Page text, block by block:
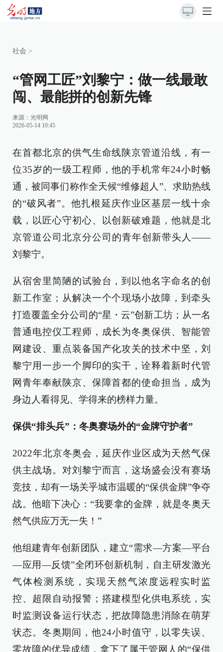
社会 >
“管网工匠”刘黎宁：做一线最敢
闯、最能拼的创新先锋
来源： 光明网
2026-05-14 10:45
在首都北京的供气生命线陕京管道沿线，有一
位35岁的一级工程师，他的手机常年24小时畅
通，被同事们称作全天候“维修超人”、求助热线
的“破风者”。他扎根延庆作业区基层一线十余
载，以匠心守初心、以创新破难题，他就是北
京管道公司北京分公司的青年创新带头人——
刘黎宁。
从宿舍里简陋的试验台，到以他名字命名的创
新工作室；从解决一个个现场小故障，到牵头
打造覆盖全分公司的“星・云”创新工坊；从一名
普通电控仪工程师，成长为冬奥保供、智能管
网建设、重点装备国产化攻关的技术中坚，刘
黎宁用一步一个脚印的实干，诠释着新时代管
网青年奉献陕京、保障首都的使命担当，成为
身边人看得见、学得来的榜样力量。
保供“排头兵”：冬奥赛场外的“金牌守护者”
2022年北京冬奥会，延庆作业区成为天然气保
供主战场。对刘黎宁而言，这场盛会没有赛场
竞技，却有一场关乎城市温暖的“保供金牌”争夺
战。他暗下决心：“我要拿的金牌，就是冬奥天
然气供应万无一失！”
他组建青年创新团队，建立“需求—方案—平台
—应用—反馈”全闭环创新机制，自主研发激光
气体检测系统，实现天然气浓度远程实时监
控、超限自动报警；搭建模型化供电系统，实
时监测设备运行状态，把故障隐患消除在萌芽
状态。冬奥期间，他24小时值守，以零失误、
零故障的优异成绩，拿下了属于管网人的“保供